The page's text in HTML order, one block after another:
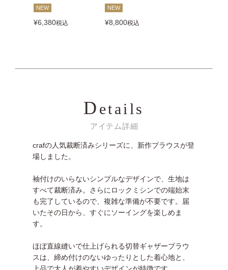
NEW
¥6,380税込
NEW
¥8,800税込
D etails
アイテム詳細
crafの人気裁断済みシリーズに、新作ブラウスが登
場しました。
袖付けのいらないシンプルなデザインで、生地は
すべて裁断済み。さらにロックミシンでの端始末
も完了しているので、複雑な準備が不要です。届
いたその日から、すぐにソーイングを楽しめま
す。
ほぼ直線縫いで仕上げられる切替ギャザーブラウ
スは、締め付けのないゆったりとした着心地と、